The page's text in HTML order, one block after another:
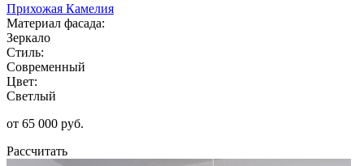
Прихожая Камелия
Материал фасада:
Зеркало
Стиль:
Современный
Цвет:
Светлый
от 65 000 руб.
Рассчитать